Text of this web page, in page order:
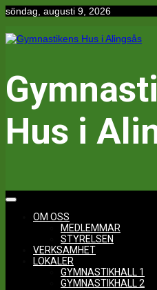
Hoppa
innehåll
söndag, augusti 9, 2026
Hus i
OM OSS
MEDLEMMAR
STYRELSEN
VERKSAMHET
LOKALER
GYMNASTIKHALL 1
GYMNASTIKHALL 2